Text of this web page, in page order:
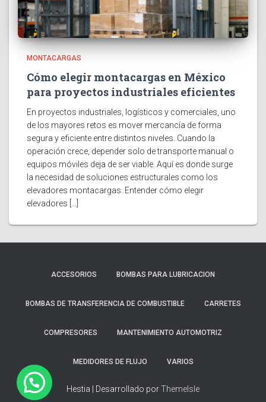
MONTACARGAS
Cómo elegir montacargas en México
para proyectos industriales eficientes
En proyectos industriales, logísticos y comerciales, uno
de los mayores retos es mover mercancía de forma
segura y eficiente entre distintos niveles. Cuando la
operación crece, depender solo de transporte manual o
equipos móviles deja de ser viable. Aquí es donde surge
la necesidad de soluciones estructurales como los
elevadores montacargas. Entender cómo elegir
elevadores […]
ACCESORIOS BOMBAS PARA LUBRICACION
BOMBAS DE TRANSFERENCIA DE COMBUSTIBLE CARRETES
COMPRESORES MANTENIMIENTO AUTOMOTRIZ
MEDIDORES DE FLUJO VARIOS
Hestia | Desarrollado porThemeIsle